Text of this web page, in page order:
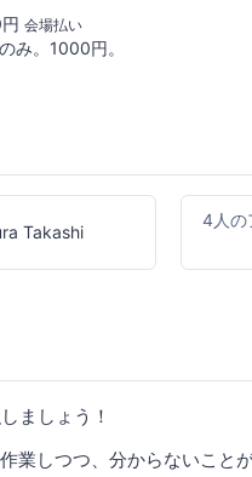
会場払い
み。1000円。
Takashi
4人の
ましょう！
業しつつ、分からないこと